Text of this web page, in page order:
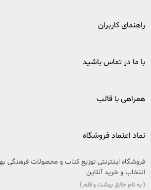
راهنمای کاربران
با ما در تماس باشید
همراهی با قالب
نماد اعتماد فروشگاه
فروشگاه اینترنتی توزیع کتاب و محصولات فرهنگی
انتخاب و خرید آنلاین
( به نام خالق بهشت و قلم )